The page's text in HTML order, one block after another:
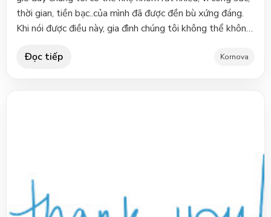
thời gian, tiền bạc..của mình đã được đền bù xứng đáng.
Khi nói được điều này, gia đình chúng tôi không thể không
dịch vụ với công ty, gia đình chúng tôi tin rằng đã tìm
đầu. Đội ngũ nhân viên Kornova chăm sóc khách hàng
đúng chuẩn chuyên nghiệp. Các chị đã giúp hồ sơ chúng
tôi rõ ràng, minh bạch, liên hệ nhanh chóng với phía nước
Đọc tiếp Kornova